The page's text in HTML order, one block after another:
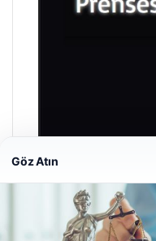
Prenses Night Club
29/04/2026
Göz Atın